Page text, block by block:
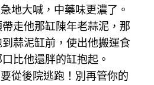
地大喊，中藥味更濃了。
走他那缸陳年老蒜泥，那
蒜泥缸前，使出他搬運食
比他還胖的缸抱起。
從後院逃跑！別再管你的